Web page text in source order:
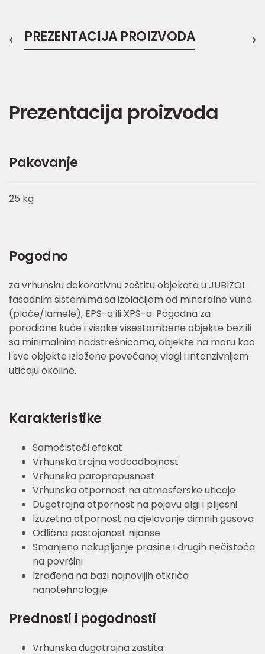
PREZENTACIJA PROIZVODA
‹ ›
Prezentacija proizvoda
Pakovanje
25 kg
Pogodno
za vrhunsku dekorativnu zaštitu objekata u JUBIZOL
fasadnim sistemima sa izolacijom od mineralne vune
(ploče/lamele), EPS-a ili XPS-a. Pogodna za
porodične kuće i visoke višestambene objekte bez ili
sa minimalnim nadstrešnicama, objekte na moru kao
i sve objekte izložene povećanoj vlagi i intenzivnijem
uticaju okoline.
Karakteristike
Samočisteći efekat
Vrhunska trajna vodoodbojnost
Vrhunska paropropusnost
Vrhunska otpornost na atmosferske uticaje
Dugotrajna otpornost na pojavu algi i plijesni
Izuzetna otpornost na djelovanje dimnih gasova
Odlična postojanost nijanse
Smanjeno nakupljanje prašine i drugih nečistoća
na površini
Izrađena na bazi najnovijih otkrića
nanotehnologije
Prednosti i pogodnosti
Vrhunska dugotrajna zaštita